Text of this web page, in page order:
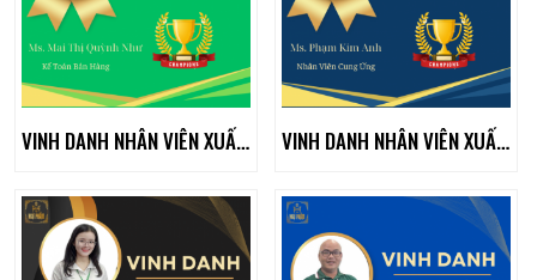
VINH DANH NHÂN VIÊN XUẤT SẮC THÁNG 01/2025 VINH DANH NHÂN VIÊN XUẤT SẮC THÁNG 12/2024